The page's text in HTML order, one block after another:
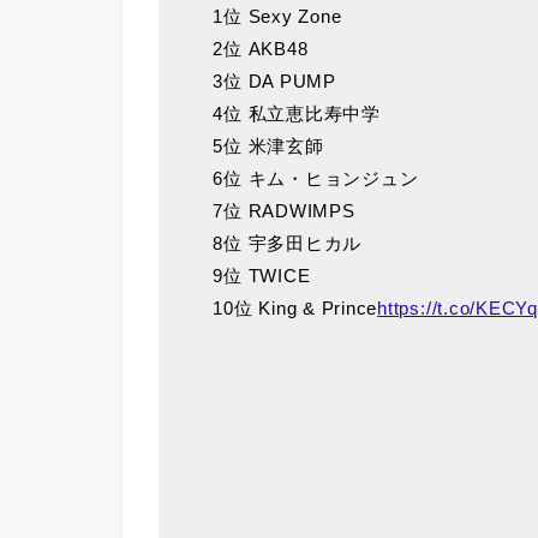
1位 Sexy Zone
2位 AKB48
3位 DA PUMP
4位 私立恵比寿中学
5位 米津玄師
6位 キム・ヒョンジュン
7位 RADWIMPS
8位 宇多田ヒカル
9位 TWICE
10位 King & Princehttps://t.co/